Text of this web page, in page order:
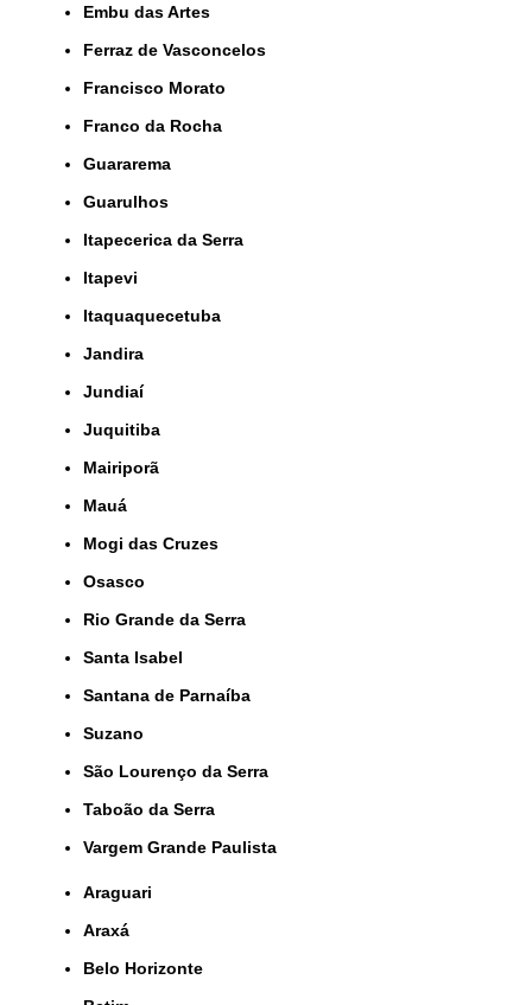
Embu das Artes
Ferraz de Vasconcelos
Francisco Morato
Franco da Rocha
Guararema
Guarulhos
Itapecerica da Serra
Itapevi
Itaquaquecetuba
Jandira
Jundiaí
Juquitiba
Mairiporã
Mauá
Mogi das Cruzes
Osasco
Rio Grande da Serra
Santa Isabel
Santana de Parnaíba
Suzano
São Lourenço da Serra
Taboão da Serra
Vargem Grande Paulista
Araguari
Araxá
Belo Horizonte